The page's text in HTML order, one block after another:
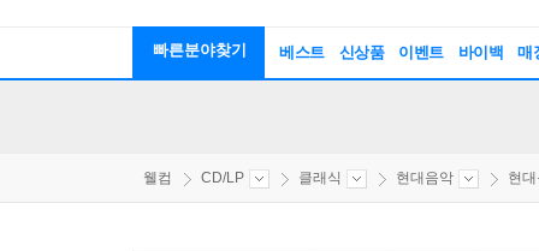
빠른분야찾기 베스트 신상품 이벤트 바이백 매
웰컴 CD/LP 클래식 현대음악 현